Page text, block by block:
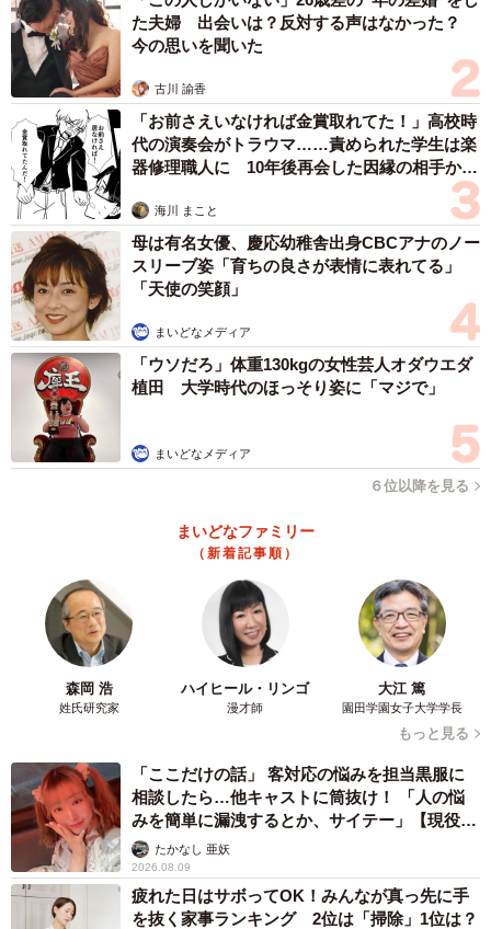
た夫婦 出会いは？反対する声はなかった？
今の思いを聞いた
古川 諭香
「お前さえいなければ金賞取れてた！」高校時
代の演奏会がトラウマ……責められた学生は楽
器修理職人に 10年後再会した因縁の相手から
海川 まこと
母は有名女優、慶応幼稚舎出身CBCアナのノー
スリーブ姿「育ちの良さが表情に表れてる」
「天使の笑顔」
まいどなメディア
「ウソだろ」体重130kgの女性芸人オダウエダ
植田 大学時代のほっそり姿に「マジで」
まいどなメディア
６位以降を見る
まいどなファミリー
（新着記事順）
森岡 浩
姓氏研究家
ハイヒール・リンゴ
漫才師
大江 篤
園田学園女子大学学長
もっと見る
「ここだけの話」 客対応の悩みを担当黒服に
相談したら…他キャストに筒抜け！ 「人の悩
みを簡単に漏洩するとか、サイテー」【現役キ
ャストに取材】
たかなし 亜妖
2026.08.09
疲れた日はサボってOK！みんなが真っ先に手
を抜く家事ランキング 2位は「掃除」1位は？